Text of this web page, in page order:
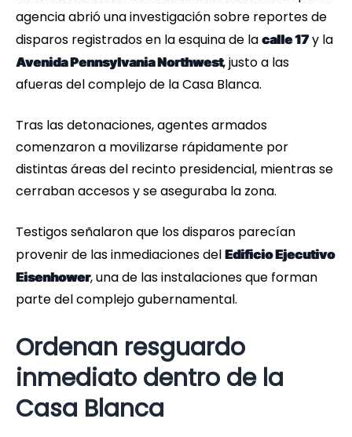
agencia abrió una investigación sobre reportes de
disparos registrados en la esquina de la calle 17y la
Avenida Pennsylvania Northwest, justo a las
afueras del complejo de la Casa Blanca.
Tras las detonaciones, agentes armados
comenzaron a movilizarse rápidamente por
distintas áreas del recinto presidencial, mientras se
cerraban accesos y se aseguraba la zona.
Testigos señalaron que los disparos parecían
provenir de las inmediaciones del Edificio Ejecutivo
Eisenhower, una de las instalaciones que forman
parte del complejo gubernamental.
Ordenan resguardo
inmediato dentro de la
Casa Blanca